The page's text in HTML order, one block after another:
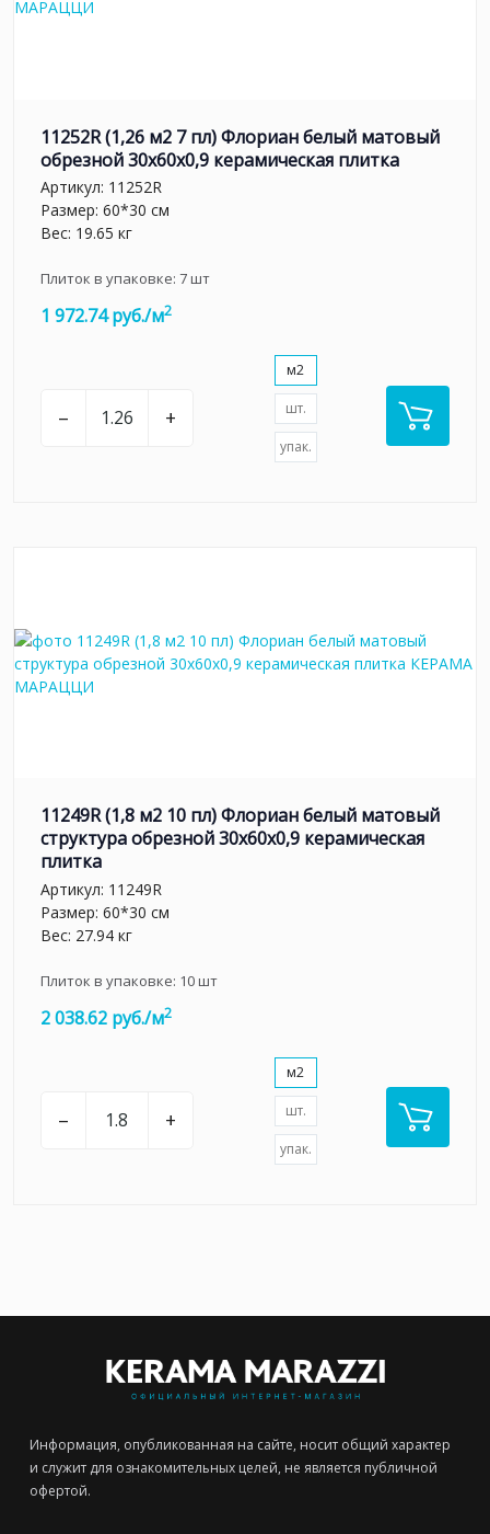
11252R (1,26 м2 7 пл) Флориан белый матовый
обрезной 30x60x0,9 керамическая плитка
Артикул: 11252R
Размер: 60*30 см
Вес: 19.65 кг
Плиток в упаковке: 7шт
1 972.74 руб./м2
– +
м2
шт.
упак.
11249R (1,8 м2 10 пл) Флориан белый матовый
структура обрезной 30x60x0,9 керамическая
плитка
Артикул: 11249R
Размер: 60*30 см
Вес: 27.94 кг
Плиток в упаковке: 10шт
2 038.62 руб./м2
– +
м2
шт.
упак.
Информация, опубликованная на сайте, носит общий характер
и служит для ознакомительных целей, не является публичной
офертой.